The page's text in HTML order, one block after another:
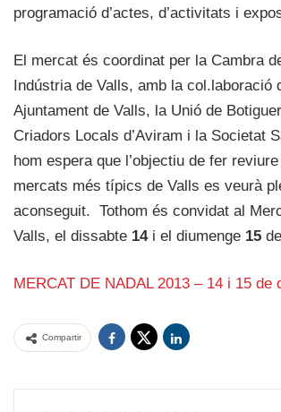
programació d’actes, d’activitats i
El mercat és coordinat per la Cambra
Indústria de Valls, amb la col.laboració
Ajuntament de Valls, la Unió de
Criadors Locals d’Aviram i la Societat
hom espera que l’objectiu de fer
mercats més típics de Valls es veurà
aconseguit. Tothom és convidat al
Valls, el dissabte 14i el diumenge 15
MERCAT DE NADAL 2013 – 14 i 15 de
Compartir